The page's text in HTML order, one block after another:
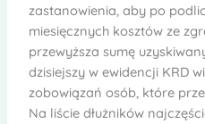
zastanowienia, aby po
miesięcznych kosztów ze
przewyższa sumę
dzisiejszy w ewidencji KRD
zobowiązań osób, które
Na liście dłużników